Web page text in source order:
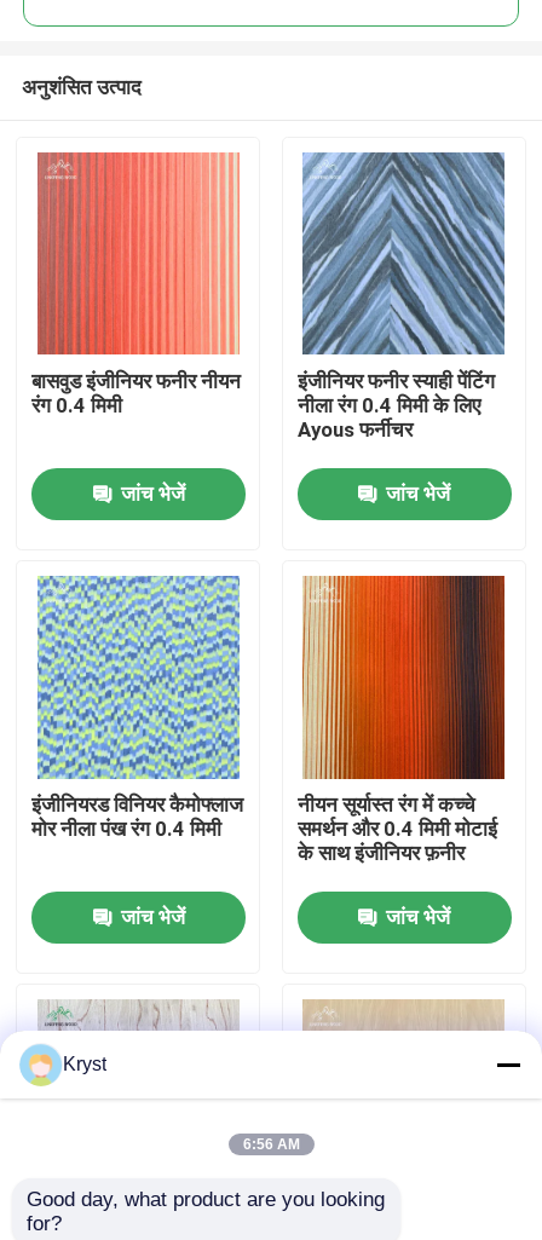
उत्पाद
वीडियो
हमारे बारे में
कारखाने का दौरा
गुणवत्ता नियंत्रण
हमसे संपर्क करें
समाचार
उद्धरण मांगें
अनुशंसित उत्पाद
बासवुड इंजीनियर फनीर नीयन
रंग 0.4 मिमी
जांच भेजें
इंजीनियर फनीर स्याही पेंटिंग
नीला रंग 0.4 मिमी के लिए
Ayous फर्नीचर
जांच भेजें
इंजीनियरड विनियर कैमोफ्लाज
मोर नीला पंख रंग 0.4 मिमी
जांच भेजें
नीयन सूर्यास्त रंग में कच्चे
समर्थन और 0.4 मिमी मोटाई
के साथ इंजीनियर फ़नीर
जांच भेजें
दुर्लभ बर्च बरल रंग 0.4 मिमी
Kryst
6:56 AM
Good day, what product are you looking
for?